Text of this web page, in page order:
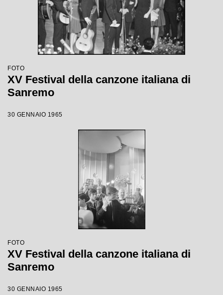
FOTO
XV Festival della canzone italiana di
Sanremo
30 GENNAIO 1965
FOTO
XV Festival della canzone italiana di
Sanremo
30 GENNAIO 1965